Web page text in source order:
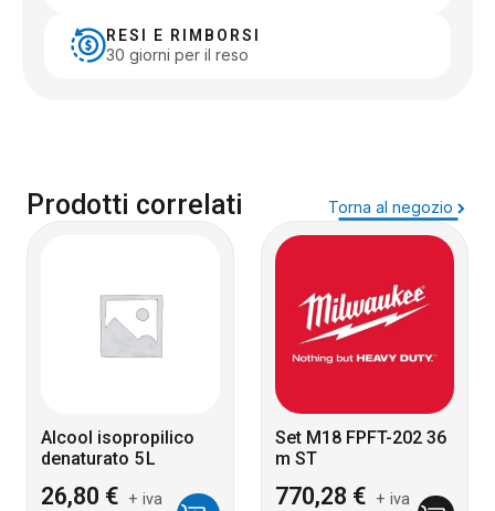
RESI E RIMBORSI
30 giorni per il reso
Prodotti correlati Torna al negozio
Alcool isopropilico
denaturato 5 L
26,80 € + iva
Set M18 FPFT-202 36
m ST
770,28 € + iva